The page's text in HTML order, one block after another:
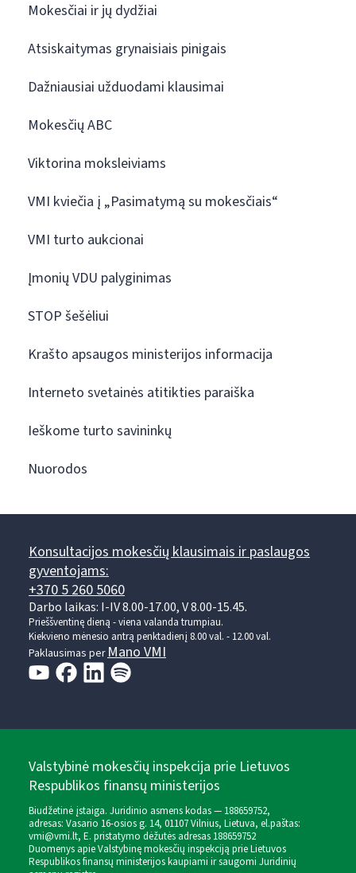
Mokesčiai ir jų dydžiai
Atsiskaitymas grynaisiais pinigais
Dažniausiai užduodami klausimai
Mokesčių ABC
Viktorina moksleiviams
VMI kviečia į „Pasimatymą su mokesčiais“
VMI turto aukcionai
Įmonių VDU palyginimas
STOP šešėliui
Krašto apsaugos ministerijos informacija
Interneto svetainės atitikties paraiška
Ieškome turto savininkų
Nuorodos
Konsultacijos mokesčių klausimais ir paslaugos
gyventojams:
+370 5 260 5060
Darbo laikas: I-IV 8.00-17.00, V 8.00-15.45.
Prieššventinę dieną - viena valanda trumpiau.
Kiekvieno mėnesio antrą penktadienį 8.00 val. - 12.00 val.
Paklausimas perMano VMI
Valstybinė mokesčių inspekcija prie Lietuvos
Respublikos finansų ministerijos
Biudžetinė įstaiga. Juridinio asmens kodas — 188659752,
adresas: Vasario 16-osios g. 14, 01107 Vilnius, Lietuva, el.paštas:
vmi@vmi.lt, E. pristatymo dėžutės adresas 188659752
Duomenys apie Valstybinę mokesčių inspekciją prie Lietuvos
Respublikos finansų ministerijos kaupiami ir saugomi Juridinių